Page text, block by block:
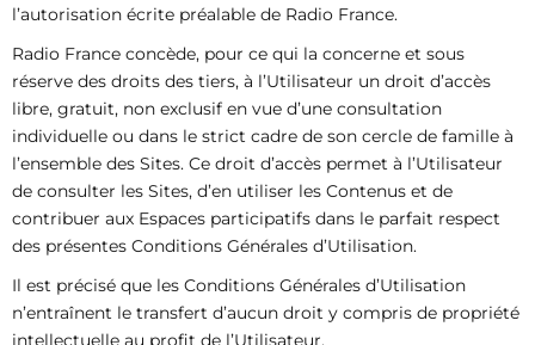
l’autorisation écrite préalable de Radio France.
Radio France concède, pour ce qui la concerne et sous
réserve des droits des tiers, à l’Utilisateur un droit d’accès
libre, gratuit, non exclusif en vue d’une consultation
individuelle ou dans le strict cadre de son cercle de famille à
l’ensemble des Sites. Ce droit d’accès permet à l’Utilisateur
de consulter les Sites, d’en utiliser les Contenus et de
contribuer aux Espaces participatifs dans le parfait respect
des présentes Conditions Générales d’Utilisation.
Il est précisé que les Conditions Générales d’Utilisation
n’entraînent le transfert d’aucun droit y compris de propriété
intellectuelle au profit de l’Utilisateur.